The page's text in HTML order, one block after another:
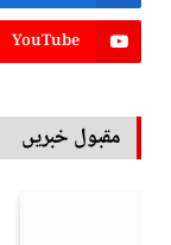
YouTube
مقبول خبریں